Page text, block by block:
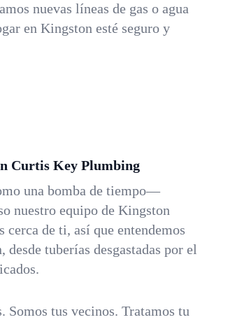
nuevas líneas de gas o agua
en Kingston esté seguro y
Curtis Key Plumbing
una bomba de tiempo—
nuestro equipo de Kingston
cerca de ti, así que entendemos
tuberías desgastadas por el
Somos tus vecinos. Tratamos tu